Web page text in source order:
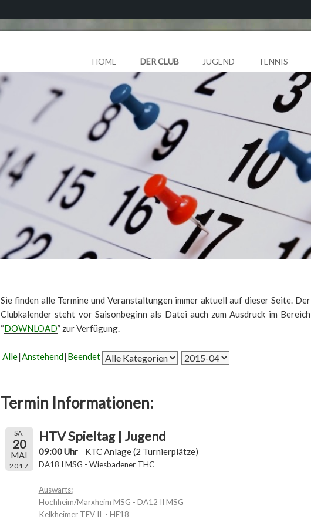
HOME DER CLUB JUGEND TENNIS
Sie finden alle Termine und Veranstaltungen immer aktuell auf dieser Seite. Der
Clubkalender steht vor Saisonbeginn als Datei auch zum Ausdruck im Bereich
“DOWNLOAD” zur Verfügung.
Alle Anstehend Beendet
Termin Informationen:
SA.
20
MAI
2017
HTV Spieltag | Jugend
09:00 Uhr KTC Anlage (2 Turnierplätze)
DA18 I MSG - Wiesbadener THC
Auswärts:
Hochheim/Marxheim MSG - DA12 II MSG
Kelkheimer TEV II - HE18